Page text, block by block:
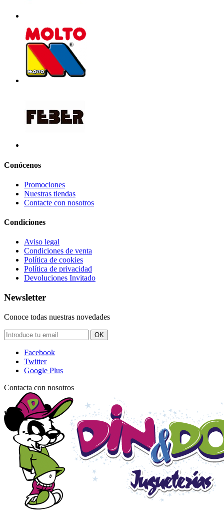
Conócenos
Promociones
Nuestras tiendas
Contacte con nosotros
Condiciones
Aviso legal
Condiciones de venta
Política de cookies
Política de privacidad
Devoluciones Invitado
Newsletter
Conoce todas nuestras novedades
OK
Facebook
Twitter
Google Plus
Contacta con nosotros